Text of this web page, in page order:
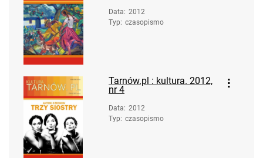
Data: 2012
Typ: czasopismo
Tarnów.pl : kultura. 2012,
nr 4
Data: 2012
Typ: czasopismo